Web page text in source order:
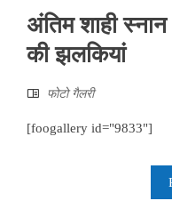
अंतिम शाही स्नान
की झलकियां
फोटो गैलरी
[foogallery id="9833"]